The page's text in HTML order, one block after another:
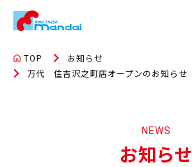
TOP
お知らせ
万代 住吉沢之町店オープンのお知らせ
NEWS
お知らせ